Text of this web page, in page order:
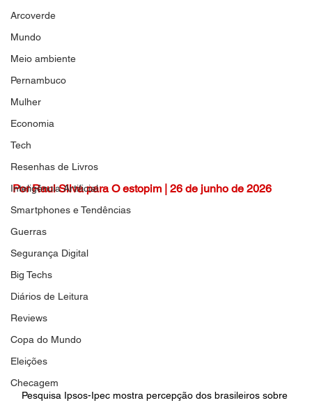
Arcoverde
Mundo
Meio ambiente
Pernambuco
Mulher
Economia
Tech
Resenhas de Livros
Inteligência Artificial
Smartphones e Tendências
Guerras
Segurança Digital
Big Techs
Diários de Leitura
Reviews
Copa do Mundo
Eleições
Checagem
Por Raul Silva para O estopim | 26 de junho de 2026
Pesquisa Ipsos-Ipec mostra percepção dos brasileiros sobre